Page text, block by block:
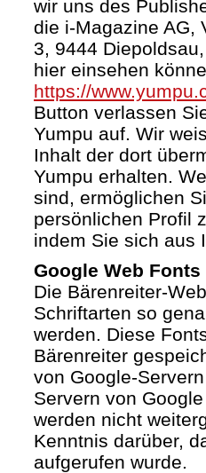
wir uns des
die i-Magazine AG,
3, 9444
hier einsehen
https://
Button verlassen
Yumpu auf. Wir
Inhalt der dort
Yumpu erhalten.
sind, ermöglichen
persönlichen Profil
indem Sie sich aus
Google Web Fonts
Die Bärenreiter-
Schriftarten so
werden. Diese
Bärenreiter
von Google-
Servern von
werden nicht
Kenntnis darüber,
aufgerufen wurde.